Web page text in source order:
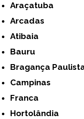
Araçatuba
Arcadas
Atibaia
Bauru
Bragança
Campinas
Franca
Hortolândia